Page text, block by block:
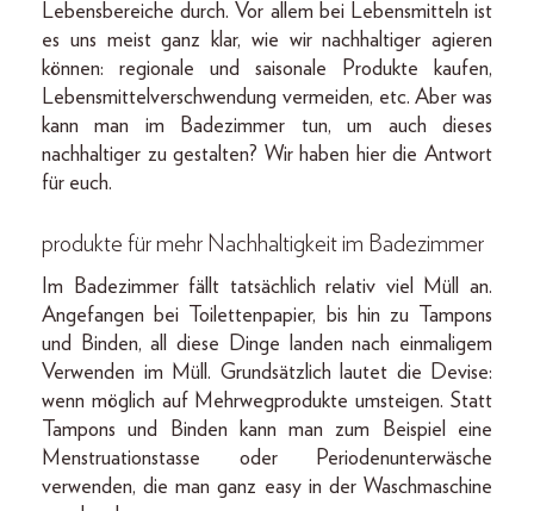
Lebensbereiche durch. Vor allem bei Lebensmitteln ist
es uns meist ganz klar, wie wir nachhaltiger agieren
können: regionale und saisonale Produkte kaufen,
Lebensmittelverschwendung vermeiden, etc. Aber was
kann man im Badezimmer tun, um auch dieses
nachhaltiger zu gestalten? Wir haben hier die Antwort
für euch.
produkte für mehr Nachhaltigkeit im Badezimmer
Im Badezimmer fällt tatsächlich relativ viel Müll an.
Angefangen bei Toilettenpapier, bis hin zu Tampons
und Binden, all diese Dinge landen nach einmaligem
Verwenden im Müll. Grundsätzlich lautet die Devise:
wenn möglich auf Mehrwegprodukte umsteigen. Statt
Tampons und Binden kann man zum Beispiel eine
Menstruationstasse oder Periodenunterwäsche
verwenden, die man ganz easy in der Waschmaschine